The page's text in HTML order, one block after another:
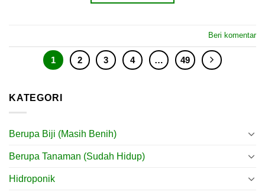
Beri komentar
1 2 3 4 … 49
KATEGORI
Berupa Biji (Masih Benih)
Berupa Tanaman (Sudah Hidup)
Hidroponik